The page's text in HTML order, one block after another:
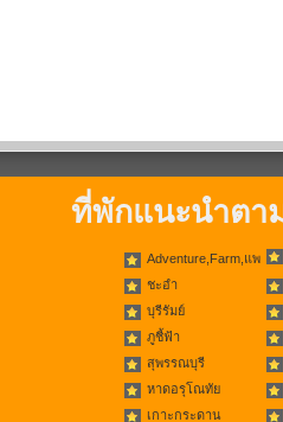
ที่พักแนะนำตา
Adventure,Farm,แพ
ชะอำ
บุรีรัมย์
ภูชี้ฟ้า
สุพรรณบุรี
หาดอรุโณทัย
เกาะกระดาน